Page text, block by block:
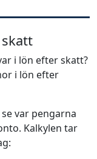
i lön efter skatt?
i lön efter
var pengarna
Kalkylen tar